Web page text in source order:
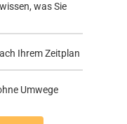
was Sie
Ihrem Zeitplan
Umwege